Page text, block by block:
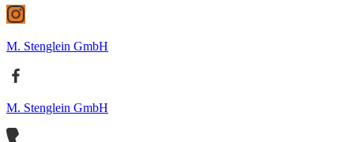
M. Stenglein GmbH
M. Stenglein GmbH